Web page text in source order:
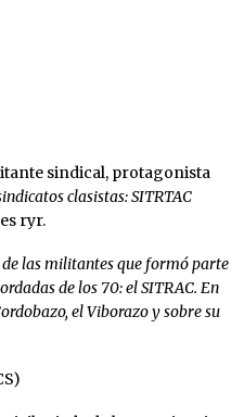
sindical, protagonista
clasistas: SITRTAC
ryr.
las militantes que formó parte
de los 70: el SITRAC. En
el Viborazo y sobre su